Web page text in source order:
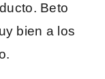
Beto
bien a los